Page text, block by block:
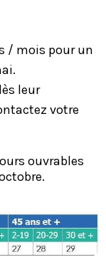
/ mois pour un
leur
votre
ouvrables